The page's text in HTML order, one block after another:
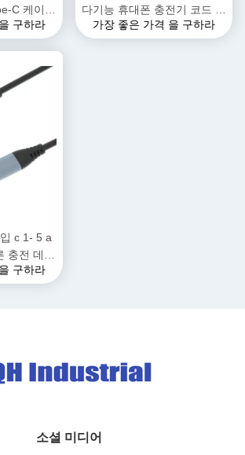
C 케이블
이터 케이
구하라
다기능 휴대폰 충전기 코드 고
속 충전 전자 장치 데이터 케
가장 좋은 가격 을 구하라
c 1- 5 a
충전 데이
데이터
구하라
소셜 미디어